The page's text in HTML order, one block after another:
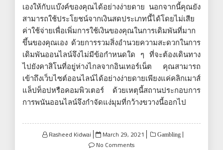
เองให้กับแบ๊งค์ของคุณได้อย่างง่ายดาย นอกจากนี้คุณยัง
สามารถใช้ประโยชน์จากเงินสดประเภทนี้ได้โดยไม่เสีย
ค่าใช้จ่ายเพื่อเพิ่มการใช้เงินของคุณในการเดิมพันที่มาก
ขึ้นของคุณเอง ด้วยการรวมสิ่งอำนวยความสะดวกในการ
เดิมพันออนไลน์จึงไม่มีข้อกำหนดใด ๆ ที่จะต้องเดินทาง
ไปยังคาสิโนที่อยู่ห่างไกลจากอินเทอร์เน็ต คุณสามารถ
เข้าถึงเว็บไซต์ออนไลน์ได้อย่างง่ายดายเพียงแค่คลิกเมาส์
แล็ปท็อปหรือคอมพิวเตอร์ ด้วยเหตุนี้สถานประกอบการ
การพนันออนไลน์จึงกำจัดแง่มุมที่กว้างขวางนี้ออกไป
Rasheed Kidwai
Posted
on
March 29, 2021 Gambling
No Comments